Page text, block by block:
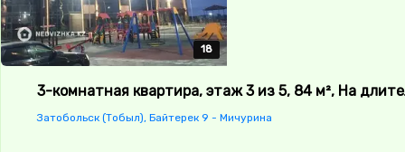
18
18
18
18
18
3-комнатная квартира, этаж 3 из 5, 84 м², На
Затобольск (Тобыл), Байтерек 9 - Мичурина